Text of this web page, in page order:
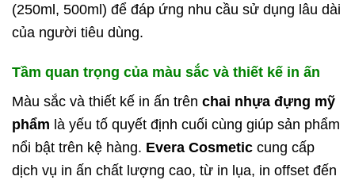
(250ml, 500ml) để đáp ứng nhu cầu sử dụng lâu dài
của người tiêu dùng.
Tầm quan trọng của màu sắc và thiết kế in ấn
Màu sắc và thiết kế in ấn trên chai nhựa đựng mỹ
phẩm là yếu tố quyết định cuối cùng giúp sản phẩm
nổi bật trên kệ hàng. Evera Cosmetic cung cấp
dịch vụ in ấn chất lượng cao, từ in lụa, in offset đến